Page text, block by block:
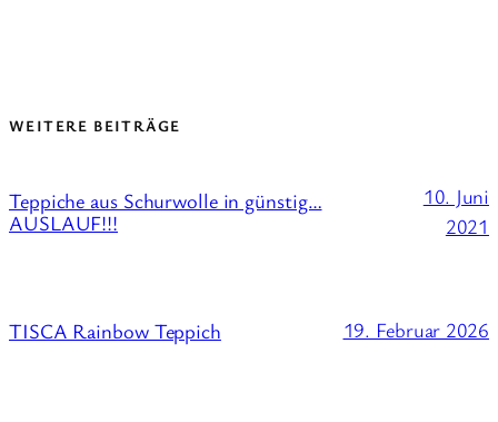
WEITERE BEITRÄGE
Teppiche aus Schurwolle in günstig…
AUSLAUF!!!
10. Juni
2021
TISCA Rainbow Teppich 19. Februar 2026